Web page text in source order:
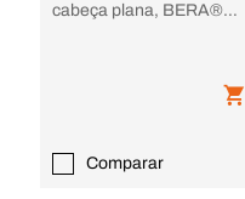
cabeça plana, BERA®
Comparar